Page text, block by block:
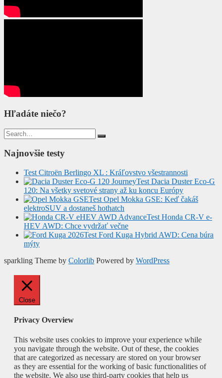
Hľadáte niečo?
Search
for:
Najnovšie testy
Test Citroën Berlingo XL : Kráľovstvo všestrannosti
Test Dacia Duster Eco-G
120: Na všetky svetové strany až ku koncu Európy
Test Opel Mokka GSE: Keď čakáš
elektroSUV a dostaneš hothatch
Test Honda CR-V e-
HEV AWD: Chce vydržať večne
Test Ford Kuga Hybrid AWD: Cena búra
mýty
sparkling Theme by Colorlib Powered by WordPress
Close
Privacy Overview
This website uses cookies to improve your experience while
you navigate through the website. Out of these, the cookies
that are categorized as necessary are stored on your browser
as they are essential for the working of basic functionalities of
the website. We also use third-party cookies that help us